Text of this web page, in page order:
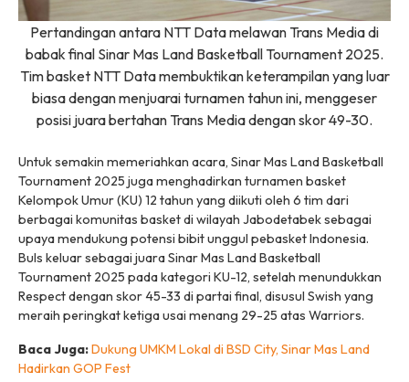
Pertandingan antara NTT Data melawan Trans Media di
babak final Sinar Mas Land Basketball Tournament 2025.
Tim basket NTT Data membuktikan keterampilan yang luar
biasa dengan menjuarai turnamen tahun ini, menggeser
posisi juara bertahan Trans Media dengan skor 49-30.
Untuk semakin memeriahkan acara, Sinar Mas Land Basketball
Tournament 2025 juga menghadirkan turnamen basket
Kelompok Umur (KU) 12 tahun yang diikuti oleh 6 tim dari
berbagai komunitas basket di wilayah Jabodetabek sebagai
upaya mendukung potensi bibit unggul pebasket Indonesia.
Buls keluar sebagai juara Sinar Mas Land Basketball
Tournament 2025 pada kategori KU-12, setelah menundukkan
Respect dengan skor 45-33 di partai final, disusul Swish yang
meraih peringkat ketiga usai menang 29-25 atas Warriors.
Baca Juga:Dukung UMKM Lokal di BSD City, Sinar Mas Land
Hadirkan GOP Fest